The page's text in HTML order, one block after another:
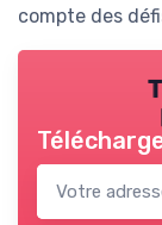
compte des